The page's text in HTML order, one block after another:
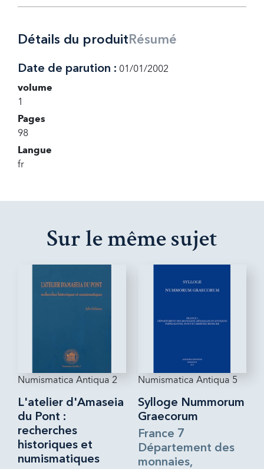
Détails du produit Résumé
Date de parution : 01/01/2002
volume
1
Pages
98
Langue
fr
Sur le même sujet
Numismatica Antiqua 2
L'atelier d'Amaseia
du Pont :
recherches
historiques et
numismatiques
Numismatica Antiqua 5
Sylloge Nummorum
Graecorum
France 7
Département des
monnaies,